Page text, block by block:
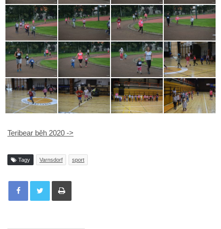
Teribear běh 2020 ->
Tagy Varnsdorf sport
Tisknout